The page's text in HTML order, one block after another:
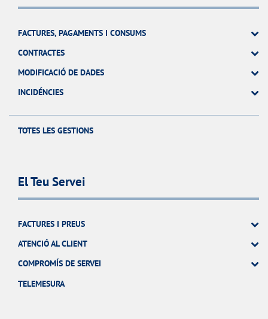
FACTURES, PAGAMENTS I CONSUMS
CONTRACTES
MODIFICACIÓ DE DADES
INCIDÉNCIES
TOTES LES GESTIONS
El Teu Servei
FACTURES I PREUS
ATENCIÓ AL CLIENT
COMPROMÍS DE SERVEI
TELEMESURA